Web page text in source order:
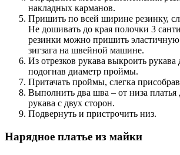
накладных карманов.
Пришить по всей ширине резинку,
Не дошивать до края полочки 3
резинки можно пришить
зигзага на швейной машине.
Из отрезков рукава выкроить рукава
подогнав диаметр проймы.
Притачать проймы, слегка
Выполнить два шва – от низа платья
рукава с двух сторон.
Подвернуть и пристрочить низ.
Нарядное платье из майки